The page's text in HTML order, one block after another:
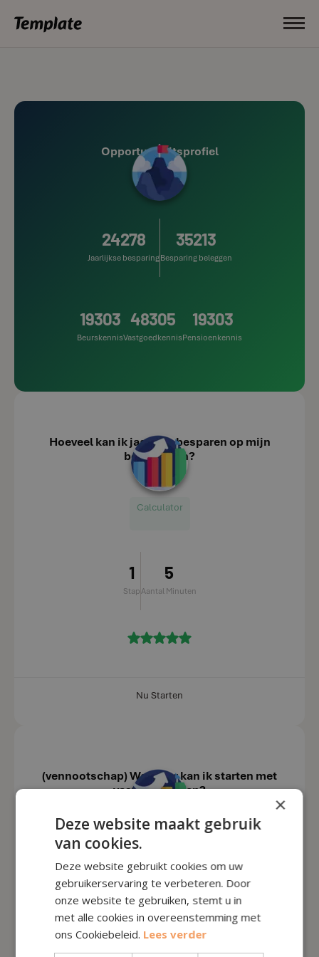
Opportuniteitsprofiel
24278
Jaarlijkse besparing
35213
Besparing beleggen
19303
Beurskennis
48305
Vastgoedkennis
19303
Pensioenkennis
Hoeveel kan ik jaarlijks besparen op mijn
belastingen?
Calculator
1
Stap
5
Aantal Minuten
Nu Starten
(vennootschap) Wanneer kan ik starten met
vastgoed kopen?
Calculator
2
Stap
5
Aantal Minuten
×
Deze website maakt gebruik
van cookies.
Deze website gebruikt cookies om uw
gebruikerservaring te verbeteren. Door
onze website te gebruiken, stemt u in
met alle cookies in overeenstemming met
ons Cookiebeleid. Lees verder